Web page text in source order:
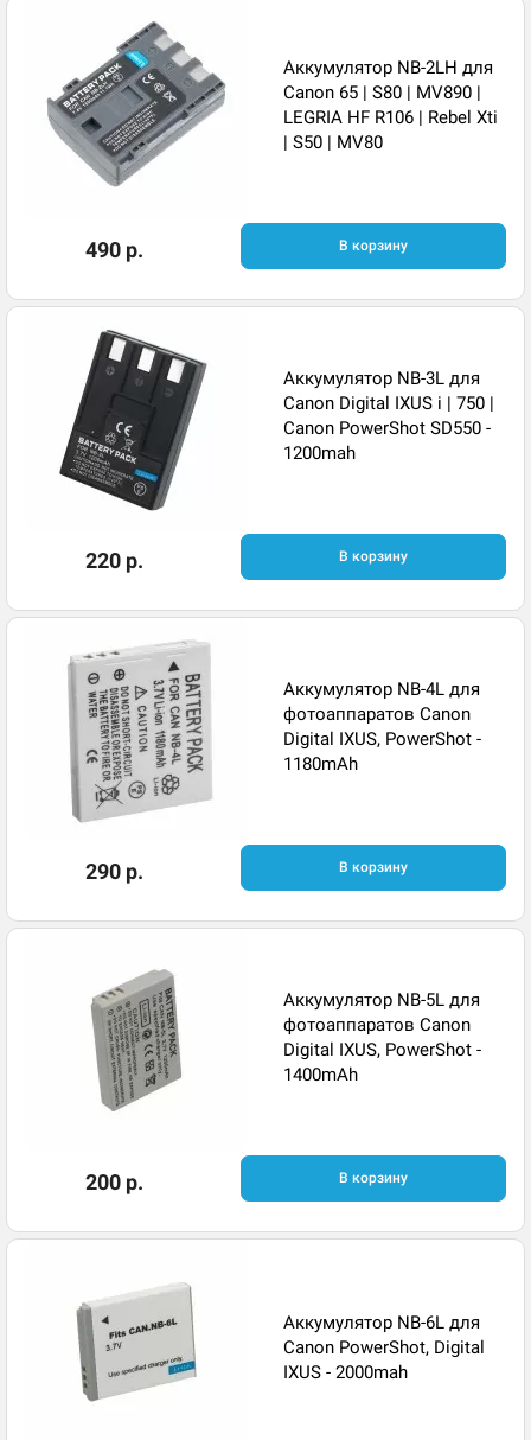
Аккумулятор NB-2LH для
Canon 65 | S80 | MV890 |
LEGRIA HF R106 | Rebel Xti
| S50 | MV80
490 р. В корзину
Аккумулятор NB-3L для
Canon Digital IXUS i | 750 |
Canon PowerShot SD550 -
1200mah
220 р. В корзину
Аккумулятор NB-4L для
фотоаппаратов Canon
Digital IXUS, PowerShot -
1180mAh
290 р. В корзину
Аккумулятор NB-5L для
фотоаппаратов Canon
Digital IXUS, PowerShot -
1400mAh
200 р. В корзину
Аккумулятор NB-6L для
Canon PowerShot, Digital
IXUS - 2000mah